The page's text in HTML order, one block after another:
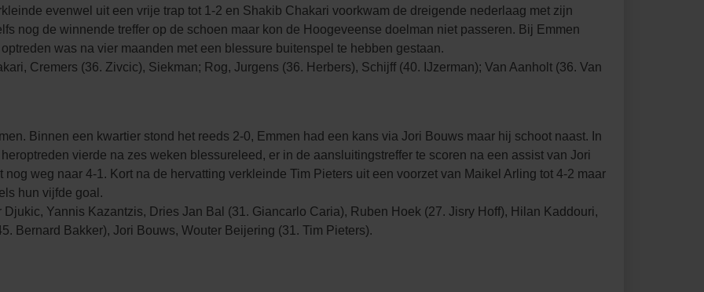
evenwel uit een vrije trap tot 1-2 en Shakib Chakari voorkwam de dreigende nederlaag met zijn
nog de winnende treffer op de schoen maar kon de Hoogeveense doelman niet passeren. Bij Emmen
was na vier maanden met een blessure buitenspel te hebben gestaan.
Cremers (36. Zivcic), Siekman; Rog, Jurgens (36. Herbers), Schijff (40. IJzerman); Van Aanholt (36. Van
Binnen een kwartier stond het reeds 2-0, Emmen had een kans via Jori Bouws maar hij schoot naast. In
vierde na zes weken blessureleed, er in de aansluitingstreffer te scoren na een assist van Jori
weg naar 4-1. Kort na de hervatting verkleinde Tim Pieters uit een voorzet van Maikel Arling tot 4-2 maar
hun vijfde goal.
Djukic, Yannis Kazantzis, Dries Jan Bal (31. Giancarlo Caria), Ruben Hoek (27. Jisry Hoff), Hilan Kaddouri,
Bernard Bakker), Jori Bouws, Wouter Beijering (31. Tim Pieters).